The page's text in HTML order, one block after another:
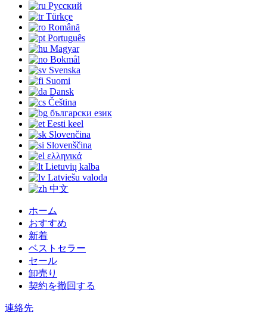
Русский
Türkçe
Română
Português
Magyar
Bokmål
Svenska
Suomi
Dansk
Čeština
български език
Eesti keel
Slovenčina
Slovenščina
ελληνικά
Lietuvių kalba
Latviešu valoda
中文
ホーム
おすすめ
新着
ベストセラー
セール
卸売り
契約を撤回する
連絡先